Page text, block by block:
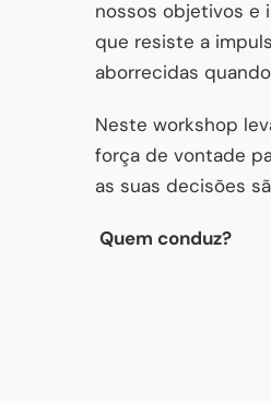
nossos objetivos e
que resiste a
aborrecidas
Neste workshop
força de vontade
as suas decisões
Quem conduz?